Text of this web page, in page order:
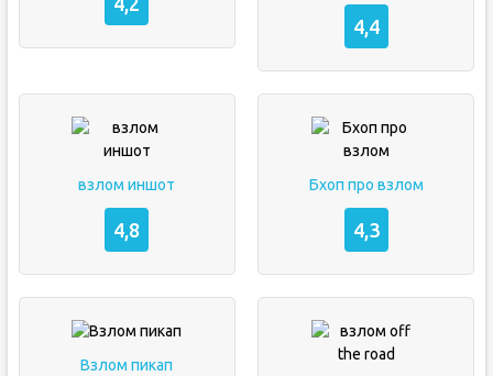
4,4
взлом иншот
4,8
Бхоп про взлом
4,3
Взлом пикап